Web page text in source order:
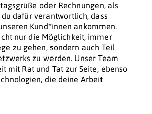
oder Rechnungen, als
dafür verantwortlich, dass
Kund*innen ankommen.
nur die Möglichkeit, immer
zu gehen, sondern auch Teil
zu werden. Unser Team
mit Rat und Tat zur Seite, ebenso
die deine Arbeit